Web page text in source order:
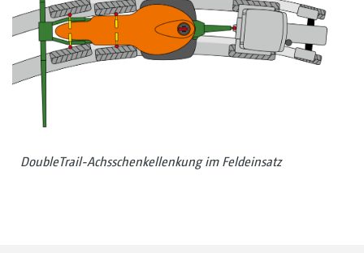
DoubleTrail-Achsschenkellenkung im Feldeinsatz